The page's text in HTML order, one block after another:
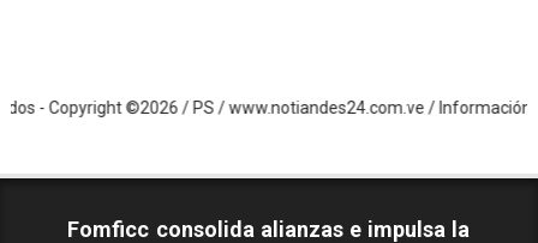
©2026 / PS / www.notiandes24.com.ve / Información de Altura
Fomficc consolida alianzas e impulsa la